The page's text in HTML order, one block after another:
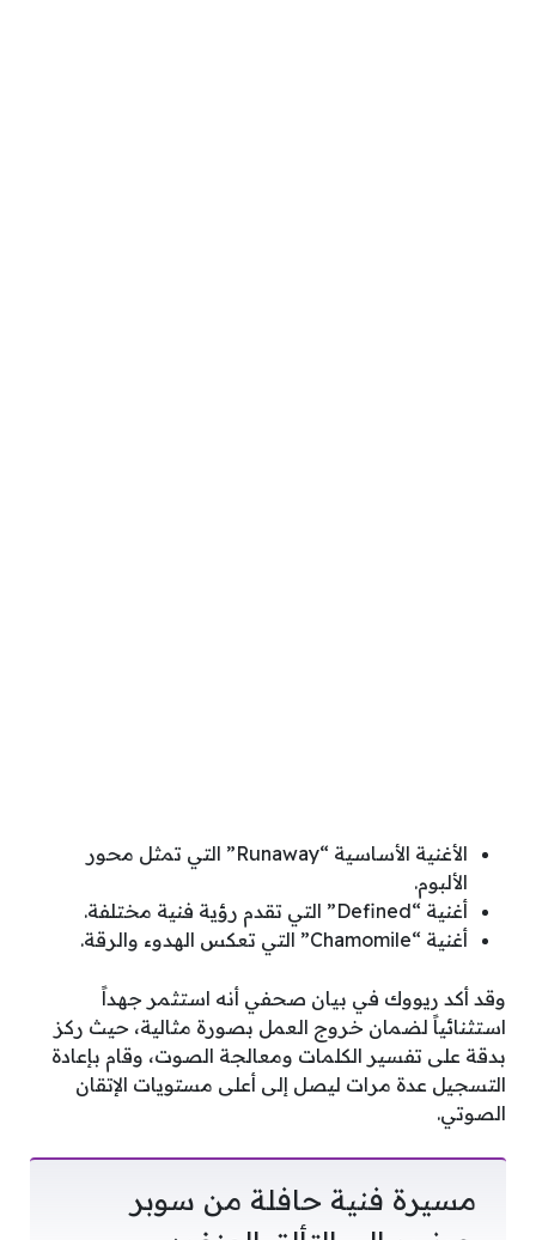
الأغنية الأساسية “Runaway” التي تمثل محور
الألبوم.
أغنية “Defined” التي تقدم رؤية فنية مختلفة.
أغنية “Chamomile” التي تعكس الهدوء والرقة.
وقد أكد ريووك في بيان صحفي أنه استثمر جهداً
استثنائياً لضمان خروج العمل بصورة مثالية، حيث ركز
بدقة على تفسير الكلمات ومعالجة الصوت، وقام بإعادة
التسجيل عدة مرات ليصل إلى أعلى مستويات الإتقان
الصوتي.
مسيرة فنية حافلة من سوبر